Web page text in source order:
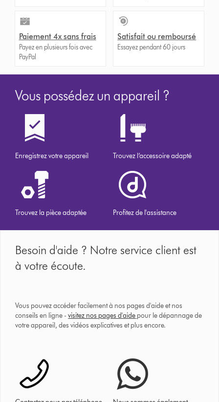
Paiement 4x sans frais
Payez en plusieurs fois avec
PayPal
Satisfait ou remboursé
Essayez pendant 60 jours
Vous possédez un appareil ?
Enregistrez votre appareil Trouvez l’accessoire adapté
Trouvez la pièce adaptée Profitez de l'assistance
Besoin d'aide ? Notre service client est
à votre écoute.
Vous pouvez accéder facilement à nos pages d'aide et nos
conseils en ligne -visitez nos pages d'aide pour le dépannage de
votre appareil, des vidéos explicatives et plus encore.